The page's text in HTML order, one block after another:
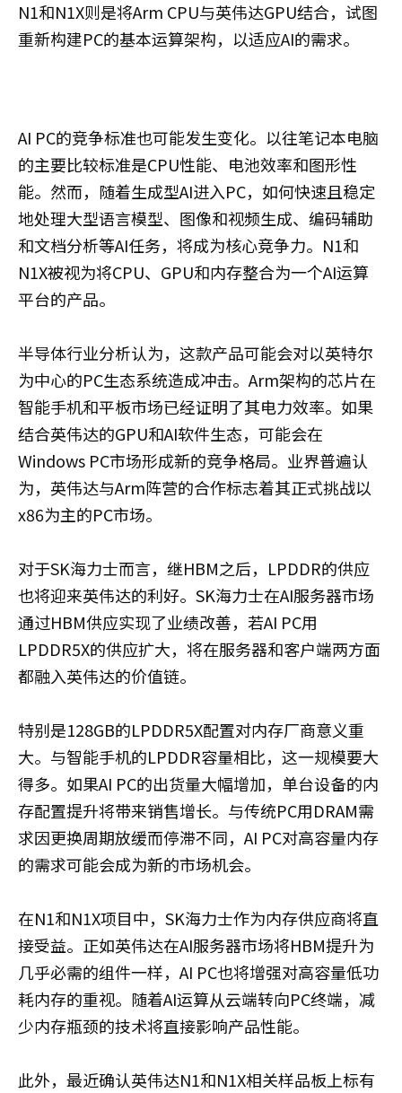
N1和N1X则是将Arm CPU与英伟达GPU结合，试图
重新构建PC的基本运算架构，以适应AI的需求。
AI PC的竞争标准也可能发生变化。以往笔记本电脑
的主要比较标准是CPU性能、电池效率和图形性
能。然而，随着生成型AI进入PC，如何快速且稳定
地处理大型语言模型、图像和视频生成、编码辅助
和文档分析等AI任务，将成为核心竞争力。N1和
N1X被视为将CPU、GPU和内存整合为一个AI运算
平台的产品。
半导体行业分析认为，这款产品可能会对以英特尔
为中心的PC生态系统造成冲击。Arm架构的芯片在
智能手机和平板市场已经证明了其电力效率。如果
结合英伟达的GPU和AI软件生态，可能会在
Windows PC市场形成新的竞争格局。业界普遍认
为，英伟达与Arm阵营的合作标志着其正式挑战以
x86为主的PC市场。
对于SK海力士而言，继HBM之后，LPDDR的供应
也将迎来英伟达的利好。SK海力士在AI服务器市场
通过HBM供应实现了业绩改善，若AI PC用
LPDDR5X的供应扩大，将在服务器和客户端两方面
都融入英伟达的价值链。
特别是128GB的LPDDR5X配置对内存厂商意义重
大。与智能手机的LPDDR容量相比，这一规模要大
得多。如果AI PC的出货量大幅增加，单台设备的内
存配置提升将带来销售增长。与传统PC用DRAM需
求因更换周期放缓而停滞不同，AI PC对高容量内存
的需求可能会成为新的市场机会。
在N1和N1X项目中，SK海力士作为内存供应商将直
接受益。正如英伟达在AI服务器市场将HBM提升为
几乎必需的组件一样，AI PC也将增强对高容量低功
耗内存的重视。随着AI运算从云端转向PC终端，减
少内存瓶颈的技术将直接影响产品性能。
此外，最近确认英伟达N1和N1X相关样品板上标有